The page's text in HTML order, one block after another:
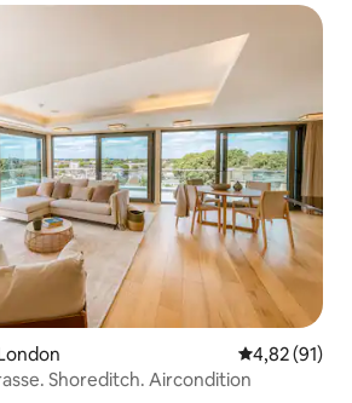
4,82 ud af 5
4,82 (91)
Shoreditch. Aircondition